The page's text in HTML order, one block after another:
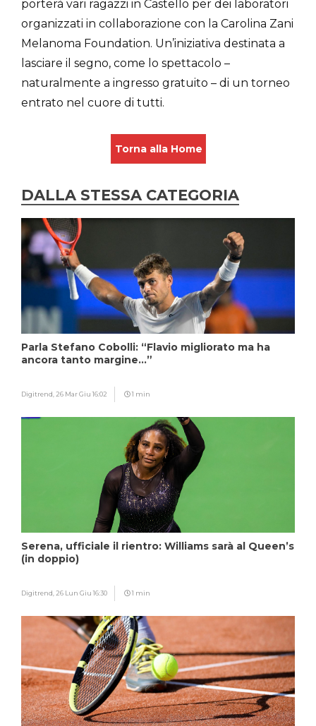
porterà vari ragazzi in Castello per dei laboratori
organizzati in collaborazione con la Carolina Zani
Melanoma Foundation. Un’iniziativa destinata a
lasciare il segno, come lo spettacolo –
naturalmente a ingresso gratuito – di un torneo
entrato nel cuore di tutti.
Torna alla Home
DALLA STESSA CATEGORIA
Parla Stefano Cobolli: “Flavio migliorato ma ha
ancora tanto margine…”
Digitrend, 26 Mar Giu 16:02 1 min
Serena, ufficiale il rientro: Williams sarà al Queen’s
(in doppio)
Digitrend, 26 Lun Giu 16:30 1 min